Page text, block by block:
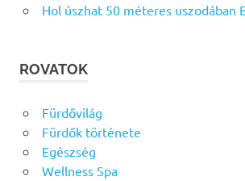
Hol úszhat 50 méteres uszodában
ROVATOK
Fürdővilág
Fürdők története
Egészség
Wellness Spa